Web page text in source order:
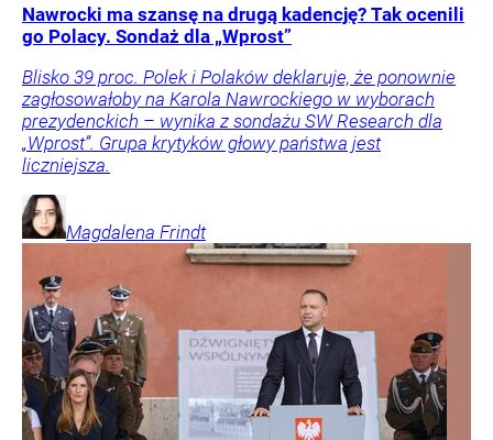
Nawrocki ma szansę na drugą kadencję? Tak ocenili
go Polacy. Sondaż dla „Wprost”
Blisko 39 proc. Polek i Polaków deklaruje, że ponownie
zagłosowałoby na Karola Nawrockiego w wyborach
prezydenckich – wynika z sondażu SW Research dla
„Wprost”. Grupa krytyków głowy państwa jest
liczniejsza.
Magdalena Frindt